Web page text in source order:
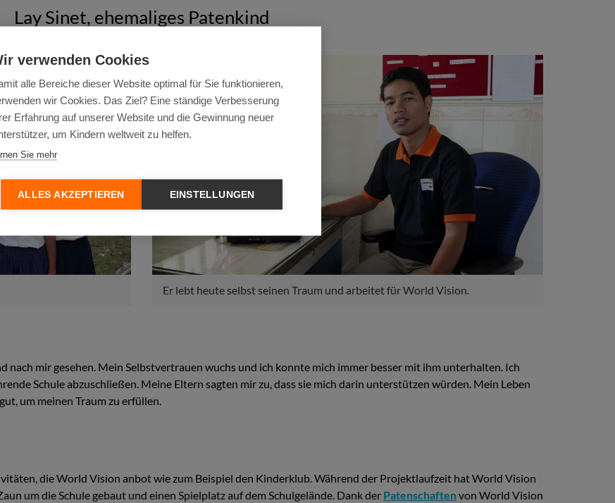
Lay Sinet, ehemaliges Patenkind
Er lebt heute selbst seinen Traum und arbeitet für World Vision.
nach mir gesehen. Mein Selbstvertrauen wuchs und ich konnte mich immer besser mit ihm unterhalten. Ich
Schule abzuschließen. Meine Eltern sagten mir zu, dass sie mich darin unterstützen würden. Mein Leben
um meinen Traum zu erfüllen.
die World Vision anbot wie zum Beispiel den Kinderklub. Während der Projektlaufzeit hat World Vision
um die Schule gebaut und einen Spielplatz auf dem Schulgelände. Dank der Patenschaftenvon World Vision
verwenden Cookies
alle Bereiche dieser Website optimal für Sie funktionieren,
wir Cookies. Das Ziel? Eine ständige Verbesserung
Erfahrung auf unserer Website und die Gewinnung neuer
um Kindern weltweit zu helfen.
Sie mehr
ALLES AKZEPTIEREN EINSTELLUNGEN